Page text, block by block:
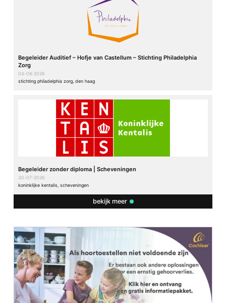
Begeleider Auditief – Hofje van Castellum – Stichting Philadelphia
Zorg
04-08-2026
stichting philadelphia zorg, den haag
Begeleider zonder diploma | Scheveningen
30-07-2026
koninklijke kentalis, scheveningen
bekijk meer